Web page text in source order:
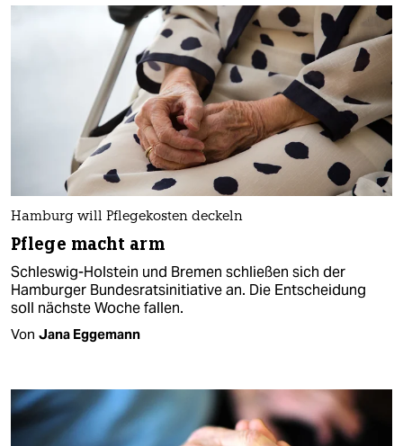
Hamburg will Pflegekosten deckeln
Pflege macht arm
Schleswig-Holstein und Bremen schließen sich der
Hamburger Bundesratsinitiative an. Die Entscheidung
soll nächste Woche fallen.
Von Jana Eggemann